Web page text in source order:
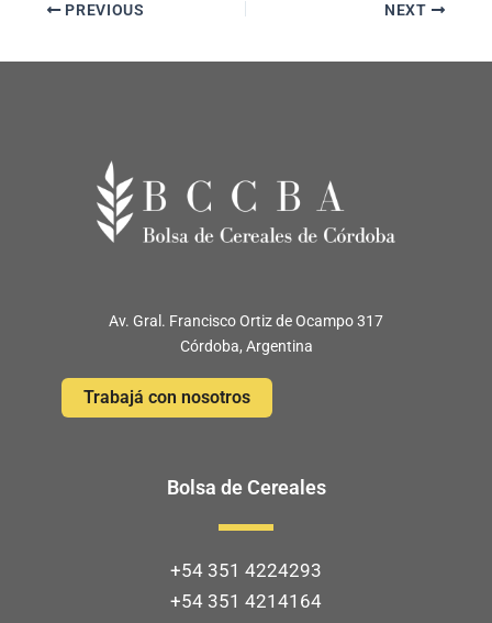
PREVIOUS NEXT
Av. Gral. Francisco Ortiz de Ocampo 317
Córdoba, Argentina
Trabajá con nosotros
Bolsa de Cereales
+54 351 4224293
+54 351 4214164